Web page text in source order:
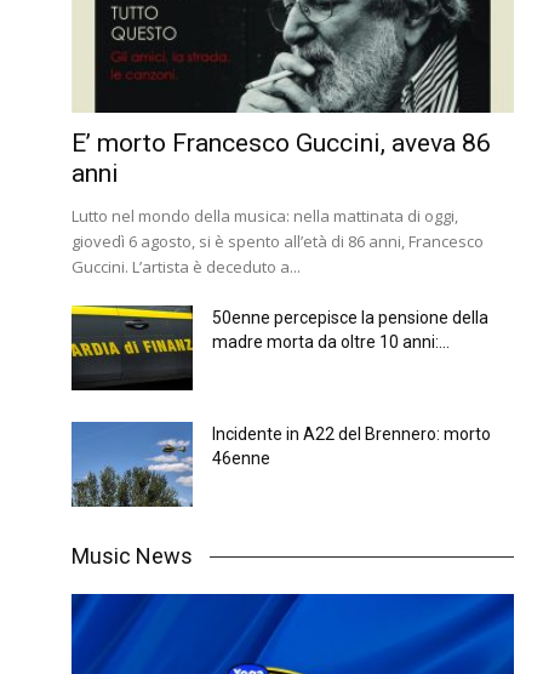
E’ morto Francesco Guccini, aveva 86
anni
Lutto nel mondo della musica: nella mattinata di oggi,
giovedì 6 agosto, si è spento all’età di 86 anni, Francesco
Guccini. L’artista è deceduto a...
50enne percepisce la pensione della
madre morta da oltre 10 anni:...
Incidente in A22 del Brennero: morto
46enne
Music News